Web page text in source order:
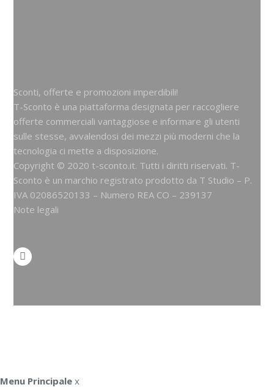
Sconti, offerte e promozioni imperdibili!
T-Sconto è una piattaforma designata per raccogliere
offerte commerciali vantaggiose e informare gli utenti
sulle stesse, avvalendosi dei mezzi più moderni che la
tecnologia ci mette a disposizione.
Copyright © 2020 t-sconto.it. Tutti i diritti riservati. T-
Sconto è un marchio registrato prodotto da T Studio – P.
IVA 02086520133 – Numero REA CO – 239137
Note legali
Menu Principale x